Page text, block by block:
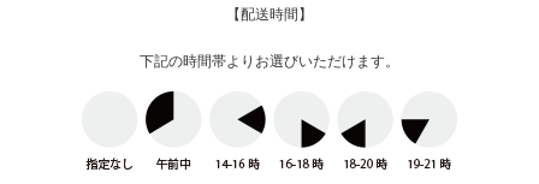
【配送時間】
下記の時間帯よりお選びいただけます。